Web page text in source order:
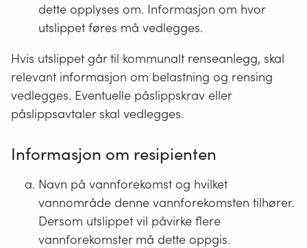
dette opplyses om. Informasjon om hvor
utslippet føres må vedlegges.
Hvis utslippet går til kommunalt renseanlegg, skal
relevant informasjon om belastning og rensing
vedlegges. Eventuelle påslippskrav eller
påslippsavtaler skal vedlegges.
Informasjon om resipienten
Navn på vannforekomst og hvilket
vannområde denne vannforekomsten tilhører.
Dersom utslippet vil påvirke flere
vannforekomster må dette oppgis.